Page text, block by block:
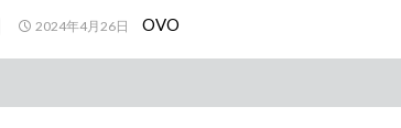
2024年4月26日 OVO